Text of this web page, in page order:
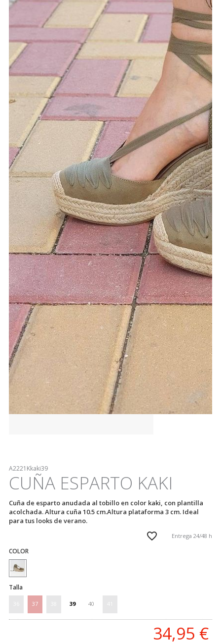
A2221Kkaki39
CUÑA ESPARTO KAKI
Cuña de esparto anudada al tobillo en color kaki, con plantilla
acolchada. Altura cuña 10.5 cm.Altura plataforma 3 cm. Ideal
para tus looks de verano.
Entrega 24/48 h
COLOR
Talla
37 39 40 41
34,95 €